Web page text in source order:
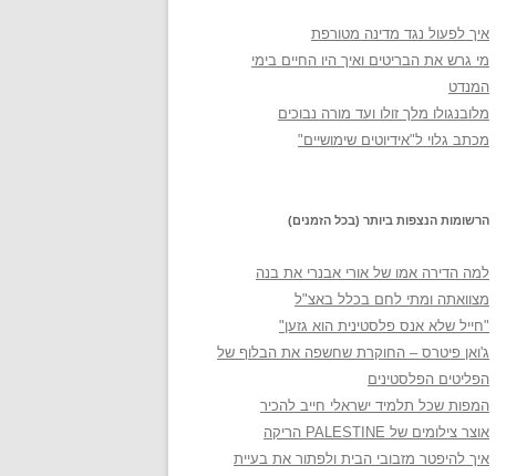
איך לפעול נגד מדינה מטורפת
מי גרש את הבריטים ואיך היו החיים בימי
המנדט
מלובנגולו מלך זולו ועד מורה נבוכים
מכתב גלוי ל"אידיוטים שימושיים"
הרשומות הנצפות ביותר (בכל הזמנים)
למה הדירה אמו של אורי אבנרי את בנה
מצוואתה ומתי לחם בכלל באצ"ל
"חייל שלא אנס פלסטינית הוא גזען"
ג'ואן פיטרס – החוקרת שחשפה את הבלוף של
הפליטים הפלסטינים
המפות שכל תלמיד ישראלי חייב להכיר
אוצר צילומים של PALESTINE הריקה
איך להיפטר מזבובי הבית ולפתור את בעיית